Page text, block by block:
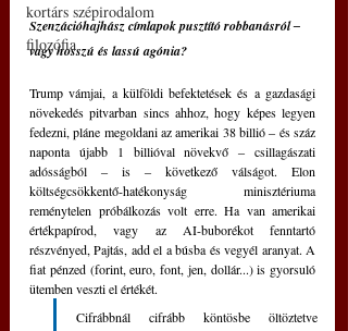
kortárs szépirodalom
filozófia
Szenzációhajhász címlapok pusztító robbanásról ‒
vagy hosszú és lassú agónia?
Trump vámjai, a külföldi befektetések és a gazdasági
növekedés pitvarban sincs ahhoz, hogy képes legyen
fedezni, pláne megoldani az amerikai 38 billió ‒ és száz
naponta újabb 1 billióval növekvő ‒ csillagászati
adósságból ‒ is ‒ következő válságot. Elon
költségcsökkentő-hatékonyság minisztériuma
reménytelen próbálkozás volt erre. Ha van amerikai
értékpapírod, vagy az AI-buborékot fenntartó
részvényed, Pajtás, add el a búsba és vegyél aranyat. A
fiat pénzed (forint, euro, font, jen, dollár...) is gyorsuló
ütemben veszti el értékét.
Cifrábbnál cifrább köntösbe öltöztetve